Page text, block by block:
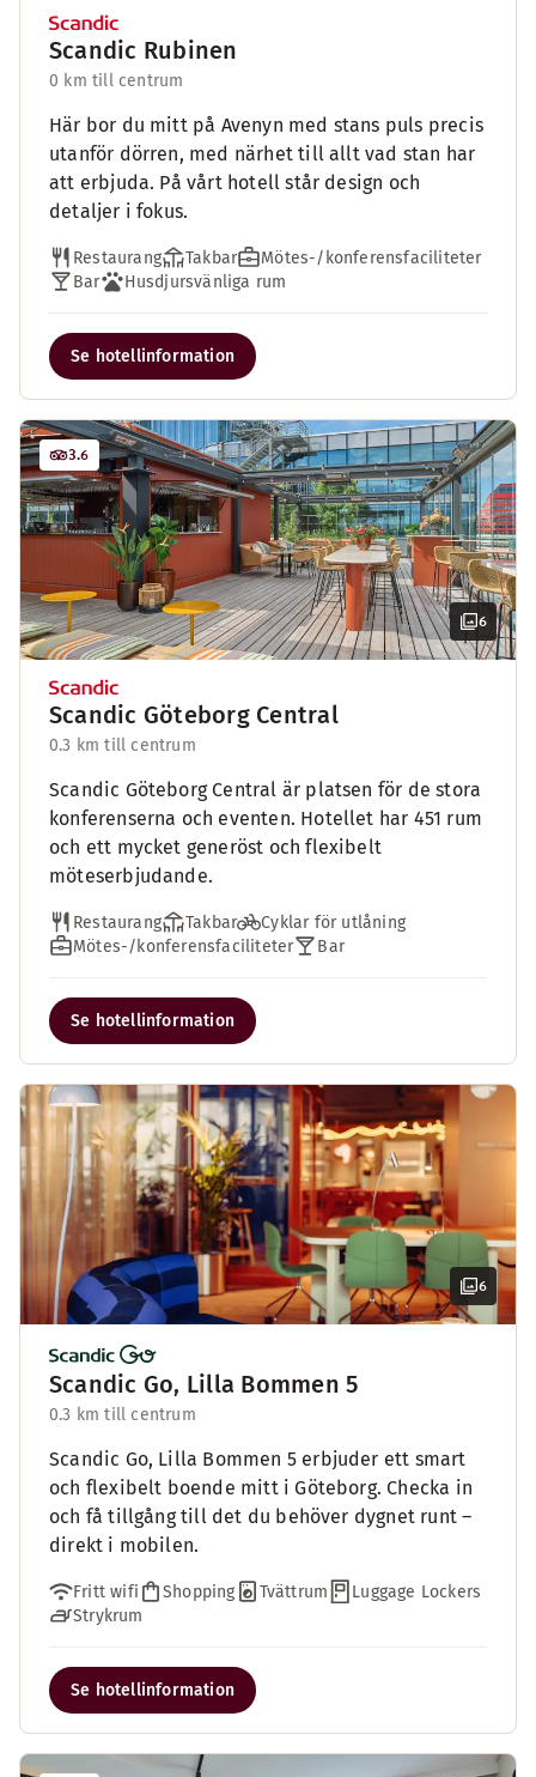
Scandic Rubinen
0 km till centrum
Här bor du mitt på Avenyn med stans puls precis
utanför dörren, med närhet till allt vad stan har
att erbjuda. På vårt hotell står design och
detaljer i fokus.
Restaurang Takbar
Mötes-/konferensfaciliteter
Bar
Husdjursvänliga rum
Se hotellinformation
6
3.6
Scandic Göteborg Central
0.3 km till centrum
Scandic Göteborg Central är platsen för de stora
konferenserna och eventen. Hotellet har 451 rum
och ett mycket generöst och flexibelt
möteserbjudande.
Restaurang Takbar
Cyklar för utlåning
Mötes-/konferensfaciliteter
Bar
Se hotellinformation
6
Scandic Go, Lilla Bommen 5
0.3 km till centrum
Scandic Go, Lilla Bommen 5 erbjuder ett smart
och flexibelt boende mitt i Göteborg. Checka in
och få tillgång till det du behöver dygnet runt –
direkt i mobilen.
Fritt wifi Shopping Tvättrum
Luggage Lockers
Strykrum
Se hotellinformation